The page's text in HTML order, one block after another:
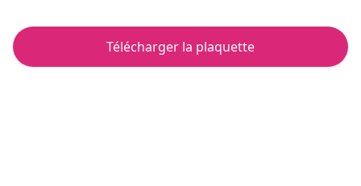
Télécharger la plaquette